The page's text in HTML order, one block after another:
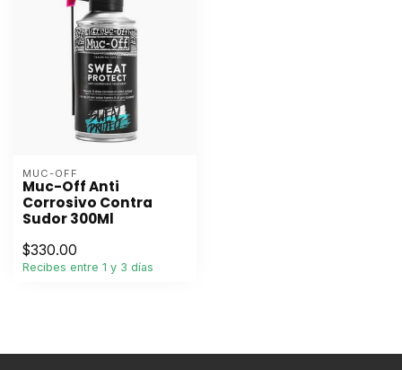
MUC-OFF
Muc-Off Anti
Corrosivo Contra
Sudor 300Ml
$330.00
Recibes entre 1 y 3 días